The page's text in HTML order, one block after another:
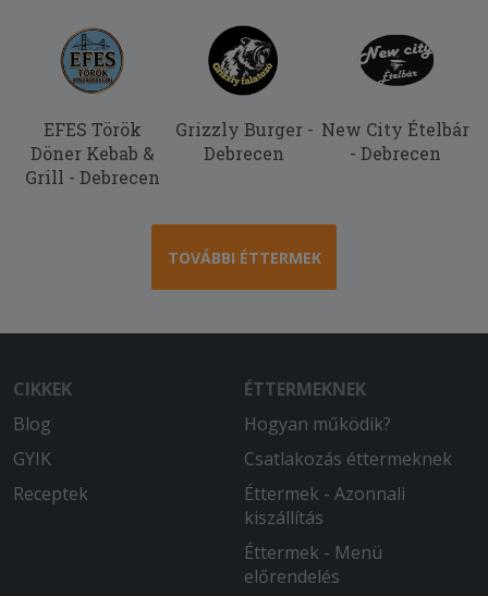
EFES Török
Döner Kebab &
Grill - Debrecen
Grizzly Burger -
Debrecen
New City Ételbár
- Debrecen
TOVÁBBI ÉTTERMEK
CIKKEK
Blog
GYIK
Receptek
ÉTTERMEKNEK
Hogyan működik?
Csatlakozás éttermeknek
Éttermek - Azonnali
kiszállítás
Éttermek - Menü
előrendelés